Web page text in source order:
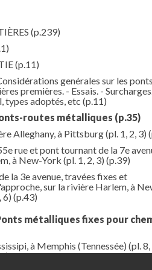
(p.239)
(p.11)
genérales sur les
premières. - Essais. -
types adoptés, etc (p.11)
routes métalliques (p.35)
Alleghany, à Pittsburg (pl. 1, 2, 3)
rue et pont tournant de la 7e
à New-York (pl. 1, 2, 3) (p.39)
la 3e avenue, travées fixes et
sur la rivière Harlem, à
6) (p.43)
métalliques fixes pour
à Memphis (Tennessée) (pl. 8,